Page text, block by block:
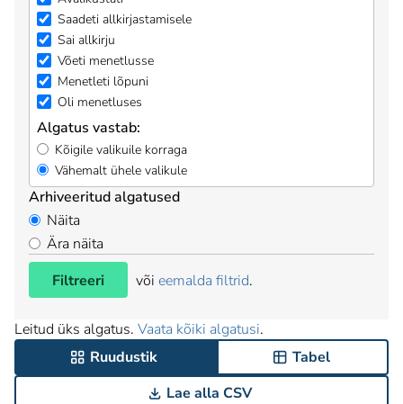
Saadeti allkirjastamisele
Sai allkirju
Võeti menetlusse
Menetleti lõpuni
Oli menetluses
Algatus vastab:
Kõigile valikuile korraga
Vähemalt ühele valikule
Arhiveeritud algatused
Näita
Ära näita
Filtreeri
või eemalda filtrid.
Leitud üks algatus. Vaata kõiki algatusi.
Ruudustik
Tabel
Lae alla CSV